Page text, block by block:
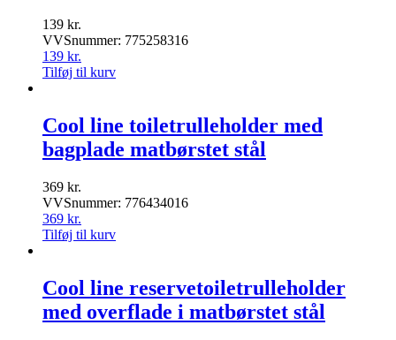
139 kr.
VVSnummer: 775258316
139 kr.
Tilføj til kurv
Cool line toiletrulleholder med
bagplade matbørstet stål
369 kr.
VVSnummer: 776434016
369 kr.
Tilføj til kurv
Cool line reservetoiletrulleholder
med overflade i matbørstet stål